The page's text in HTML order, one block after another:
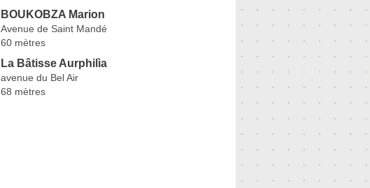
BOUKOBZA Marion
Avenue de Saint Mandé
60 mètres
La Bâtisse Aurphilìa
avenue du Bel Air
68 mètres